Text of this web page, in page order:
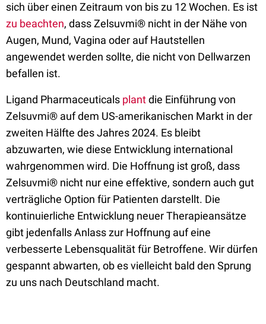
sich über einen Zeitraum von bis zu 12 Wochen. Es ist
zu beachten, dass Zelsuvmi® nicht in der Nähe von
Augen, Mund, Vagina oder auf Hautstellen
angewendet werden sollte, die nicht von Dellwarzen
befallen ist.
Ligand Pharmaceuticals plantdie Einführung von
Zelsuvmi® auf dem US-amerikanischen Markt in der
zweiten Hälfte des Jahres 2024. Es bleibt
abzuwarten, wie diese Entwicklung international
wahrgenommen wird. Die Hoffnung ist groß, dass
Zelsuvmi® nicht nur eine effektive, sondern auch gut
verträgliche Option für Patienten darstellt. Die
kontinuierliche Entwicklung neuer Therapieansätze
gibt jedenfalls Anlass zur Hoffnung auf eine
verbesserte Lebensqualität für Betroffene. Wir dürfen
gespannt abwarten, ob es vielleicht bald den Sprung
zu uns nach Deutschland macht.